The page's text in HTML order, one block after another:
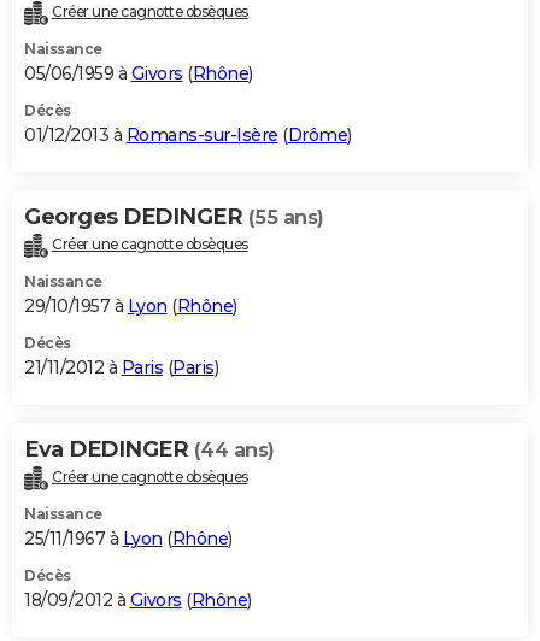
Créer une cagnotte obsèques
Naissance
05/06/1959 à Givors (Rhône)
Décès
01/12/2013 à Romans-sur-Isère (Drôme)
Georges DEDINGER (55 ans)
Créer une cagnotte obsèques
Naissance
29/10/1957 à Lyon (Rhône)
Décès
21/11/2012 à Paris (Paris)
Eva DEDINGER (44 ans)
Créer une cagnotte obsèques
Naissance
25/11/1967 à Lyon (Rhône)
Décès
18/09/2012 à Givors (Rhône)